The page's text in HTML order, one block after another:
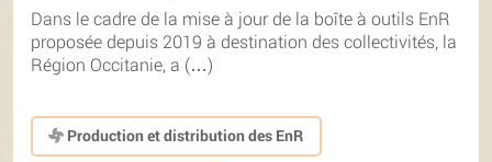
Dans le cadre de la mise à jour de la boîte à outils EnR
proposée depuis 2019 à destination des collectivités, la
Région Occitanie, a (…)
Production et distribution des EnR